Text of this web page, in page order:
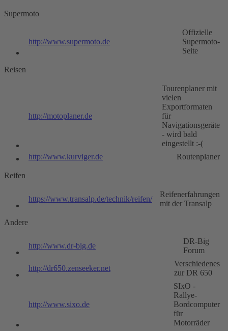
Supermoto
http://www.supermoto.de
Offizielle
Supermoto-
Seite
Reisen
http://motoplaner.de
Tourenplaner mit
vielen
Exportformaten
für
Navigationsgeräte
- wird bald
eingestellt :-(
http://www.kurviger.de
Routenplaner
Reifen
https://www.transalp.de/technik/reifen/
Reifenerfahrungen
mit der Transalp
Andere
http://www.dr-big.de
DR-Big
Forum
http://dr650.zenseeker.net
Verschiedenes
zur DR 650
http://www.sixo.de
SIxO -
Rallye-
Bordcomputer
für
Motorräder